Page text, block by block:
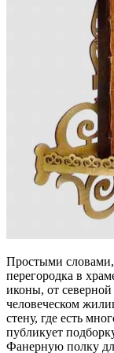
Простыми словами,
перегородка в
иконы, от
человеческом
стену, где есть
публикует
Фанерную полку